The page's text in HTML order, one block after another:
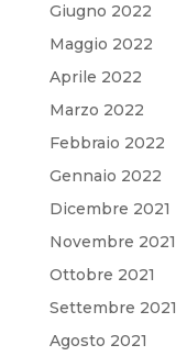
Giugno 2022
Maggio 2022
Aprile 2022
Marzo 2022
Febbraio 2022
Gennaio 2022
Dicembre 2021
Novembre 2021
Ottobre 2021
Settembre 2021
Agosto 2021